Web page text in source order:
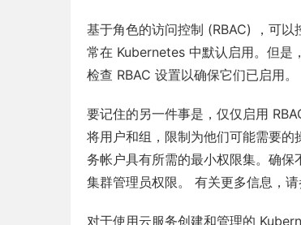
基于角色的访问控制 (RBAC) ，可
常在 Kubernetes 中默认启用。但是
检查 RBAC 设置以确保它们已启用。
要记住的另一件事是，仅仅启用
将用户和组，限制为他们可能需要
务帐户具有所需的最小权限集。确
集群管理员权限。 有关更多信息，
对于使用云服务创建和管理的